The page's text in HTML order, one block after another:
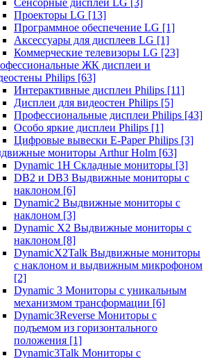
Сенсорные дисплеи LG [3]
Проекторы LG [13]
Программное обеспечение LG [1]
Аксессуары для дисплеев LG [1]
Коммерческие телевизоры LG [23]
ЖК дисплеи и
Philips [63]
Интерактивные дисплеи Philips [11]
Дисплеи для видеостен Philips [5]
Профессиональные дисплеи Philips [43]
Особо яркие дисплеи Philips [1]
Цифровые вывески E-Paper Philips [3]
мониторы Arthur Holm [63]
Dynamic 1Н Складные мониторы [3]
DB2 и DB3 Выдвижные мониторы с
наклоном [6]
Dynamic2 Выдвижные мониторы с
наклоном [3]
Dynamic X2 Выдвижные мониторы с
наклоном [8]
DynamicX2Talk Выдвижные мониторы
с наклоном и выдвижным микрофоном
[2]
Dynamic 3 Мониторы с уникальным
механизмом трансформации [6]
Dynamic3Reverse Мониторы с
подъемом из горизонтального
положения [1]
Dynamic3Talk Мониторы с